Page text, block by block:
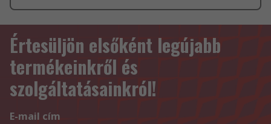
Értesüljön elsőként legújabb
termékeinkről és
szolgáltatásainkról!
E-mail cím